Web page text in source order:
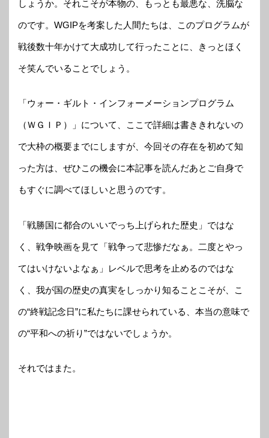
しょうか。それこそが本物の、もっとも最悪な、洗脳な
のです。WGIPを考案した人間たちは、このプログラムが
戦後数十年かけて大成功して行ったことに、きっとほく
そ笑んでいることでしょう。
「ウォー・ギルト・インフォーメーションプログラム
（ＷＧＩＰ）」について、ここで詳細は書ききれないの
で大枠の概要までにしますが、今回その存在を初めて知
った方は、ぜひこの機会に本記事を読んだあとご自身で
もすぐに調べてほしいと思うのです。
「戦勝国に都合のいいでっち上げられた歴史」ではな
く、戦争映画を見て「戦争って悲惨だなぁ。二度とやっ
てはいけないよなぁ」レベルで思考を止めるのではな
く、我が国の歴史の真実をしっかり知ることこそが、こ
の“終戦記念日”に私たちに課せられている、本当の意味で
の“平和への祈り”ではないでしょうか。
それではまた。